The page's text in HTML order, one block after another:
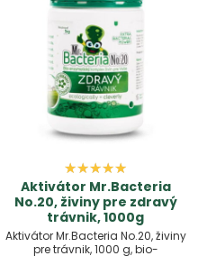
Aktivátor Mr.Bacteria
No.20, živiny pre zdravý
trávnik, 1000g
Aktivátor Mr.Bacteria No.20, živiny
pre trávnik, 1000 g, bio-